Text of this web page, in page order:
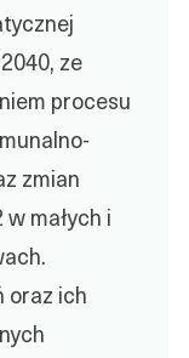
ze
procesu
zmian
małych i
oraz ich